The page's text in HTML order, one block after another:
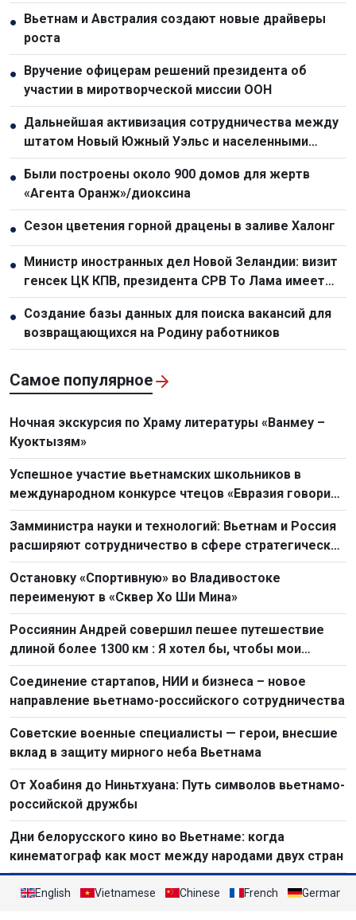
перезахоронения останков 47 павших героев,
погибших в 1951 году
● Вьетнам и Австралия создают новые драйверы
роста
● Вручение офицерам решений президента об
участии в миротворческой миссии ООН
● Дальнейшая активизация сотрудничества между
штатом Новый Южный Уэльс и населенными
пунктами Вьетнама
● Были построены около 900 домов для жертв
«Агента Оранж»/диоксина
● Сезон цветения горной драцены в заливе Халонг
● Министр иностранных дел Новой Зеландии: визит
генсек ЦК КПВ, президента СРВ То Лама имеет
особое значение
● Создание базы данных для поиска вакансий для
возвращающихся на Родину работников
Самое популярное
Ночная экскурсия по Храму литературы «Ванмеу –
Куоктызям»
Успешное участие вьетнамских школьников в
международном конкурсе чтецов «Евразия говорит
по-русски»
Замминистра науки и технологий: Вьетнам и Россия
расширяют сотрудничество в сфере стратегических
технологий
Остановку «Спортивную» во Владивостоке
переименуют в «Сквер Хо Ши Мина»
Россиянин Андрей совершил пешее путешествие
длиной более 1300 км : Я хотел бы, чтобы мои
сограждане больше узнали о Вьетнаме
Соединение стартапов, НИИ и бизнеса – новое
направление вьетнамо-российского сотрудничества
Советские военные специалисты — герои, внесшие
вклад в защиту мирного неба Вьетнама
От Хоабиня до Ниньтхуана: Путь символов вьетнамо-
российской дружбы
Дни белорусского кино во Вьетнаме: когда
кинематограф как мост между народами двух стран
English Vietnamese Chinese French German